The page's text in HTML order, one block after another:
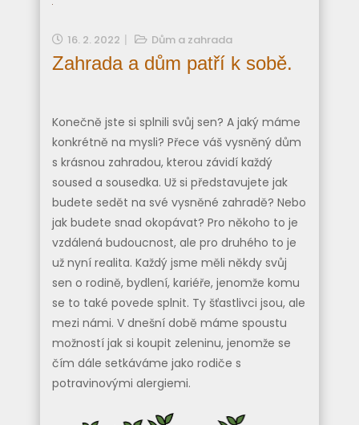
16. 2. 2022 Dům a zahrada
Zahrada a dům patří k sobě.
Konečně jste si splnili svůj sen? A jaký máme
konkrétně na mysli? Přece váš vysněný dům
s krásnou zahradou, kterou závidí každý
soused a sousedka. Už si představujete jak
budete sedět na své vysněné zahradě? Nebo
jak budete snad okopávat? Pro někoho to je
vzdálená budoucnost, ale pro druhého to je
už nyní realita. Každý jsme měli někdy svůj
sen o rodině, bydlení, kariéře, jenomže komu
se to také povede splnit. Ty šťastlivci jsou, ale
mezi námi. V dnešní době máme spoustu
možností jak si koupit zeleninu, jenomže se
čím dále setkáváme jako rodiče s
potravinovými alergiemi.